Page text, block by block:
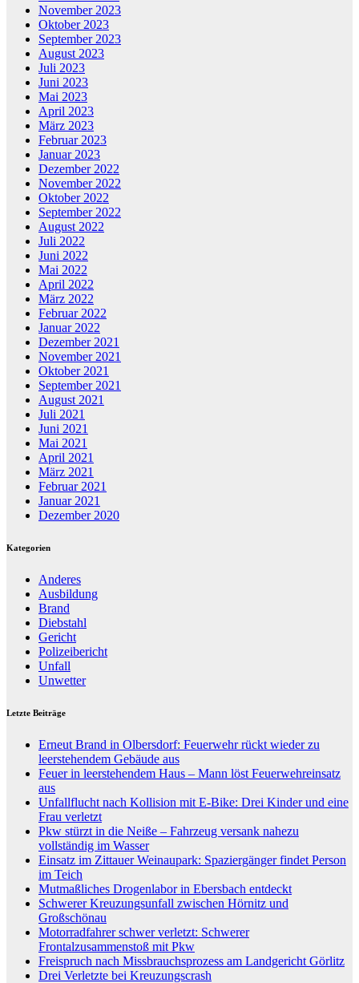
November 2023
Oktober 2023
September 2023
August 2023
Juli 2023
Juni 2023
Mai 2023
April 2023
März 2023
Februar 2023
Januar 2023
Dezember 2022
November 2022
Oktober 2022
September 2022
August 2022
Juli 2022
Juni 2022
Mai 2022
April 2022
März 2022
Februar 2022
Januar 2022
Dezember 2021
November 2021
Oktober 2021
September 2021
August 2021
Juli 2021
Juni 2021
Mai 2021
April 2021
März 2021
Februar 2021
Januar 2021
Dezember 2020
Kategorien
Anderes
Ausbildung
Brand
Diebstahl
Gericht
Polizeibericht
Unfall
Unwetter
Letzte Beiträge
Erneut Brand in Olbersdorf: Feuerwehr rückt wieder zu
leerstehendem Gebäude aus
Feuer in leerstehendem Haus – Mann löst Feuerwehreinsatz
aus
Unfallflucht nach Kollision mit E-Bike: Drei Kinder und eine
Frau verletzt
Pkw stürzt in die Neiße – Fahrzeug versank nahezu
vollständig im Wasser
Einsatz im Zittauer Weinaupark: Spaziergänger findet Person
im Teich
Mutmaßliches Drogenlabor in Ebersbach entdeckt
Schwerer Kreuzungsunfall zwischen Hörnitz und
Großschönau
Motorradfahrer schwer verletzt: Schwerer
Frontalzusammenstoß mit Pkw
Freispruch nach Missbrauchsprozess am Landgericht Görlitz
Drei Verletzte bei Kreuzungscrash